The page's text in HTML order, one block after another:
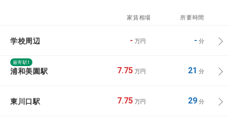
家賃相場 所要時間
学校周辺 - 万円 - 分
最寄駅1
浦和美園駅 7.75 万円 21 分
東川口駅 7.75 万円 29分